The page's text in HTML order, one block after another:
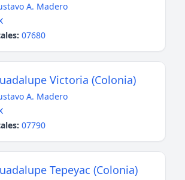
A. Madero
07680
Victoria (Colonia)
A. Madero
07790
Tepeyac (Colonia)